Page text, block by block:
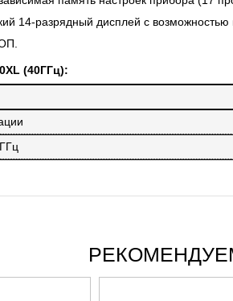
14-разрядный дисплей с возможностью
(40ГГц):